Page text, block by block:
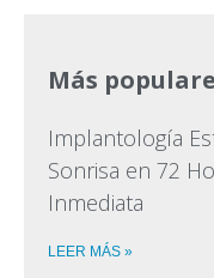
Más
Implantología
Sonrisa en 72
Inmediata
LEER MÁS »